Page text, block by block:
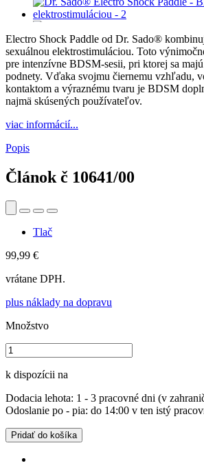
Electro Shock Paddle od Dr. Sado®
sexuálnou elektrostimuláciou. Toto
pre intenzívne BDSM-sesii, pri ktorej sa
podnety. Vďaka svojmu čiernemu vzhľadu,
kontaktom a výraznému tvaru je BDSM
najmä skúsených používateľov.
viac informácií...
Popis
Článok č 10641/00
Tlač
99,99 €
vrátane DPH.
plus náklady na dopravu
Množstvo
k dispozícii na
Dodacia lehota: 1 - 3 pracovné dni (v
Odoslanie po - pia: do 14:00 v ten istý
Pridať do košíka